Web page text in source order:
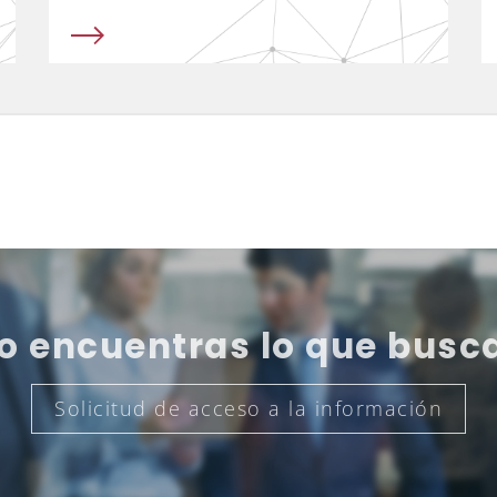
encuentras lo que
Solicitud de acceso a la información